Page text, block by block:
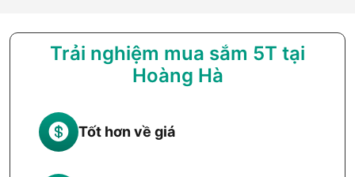
Trải nghiệm mua sắm 5T tại
Hoàng Hà
Tốt hơn về giá